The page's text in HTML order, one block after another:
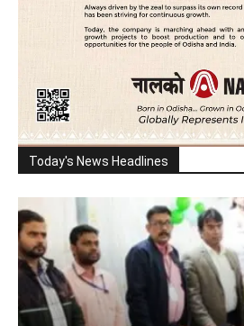
Today's News Headlines